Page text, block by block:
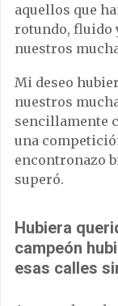
aquellos que
rotundo, fluido
nuestros
Mi deseo
nuestros
sencillamente
una
encontronazo
superó.
Hubiera
campeón
esas calles